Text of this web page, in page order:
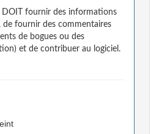
DOIT fournir des informations
fournir des commentaires
de bogues ou des
et de contribuer au logiciel.